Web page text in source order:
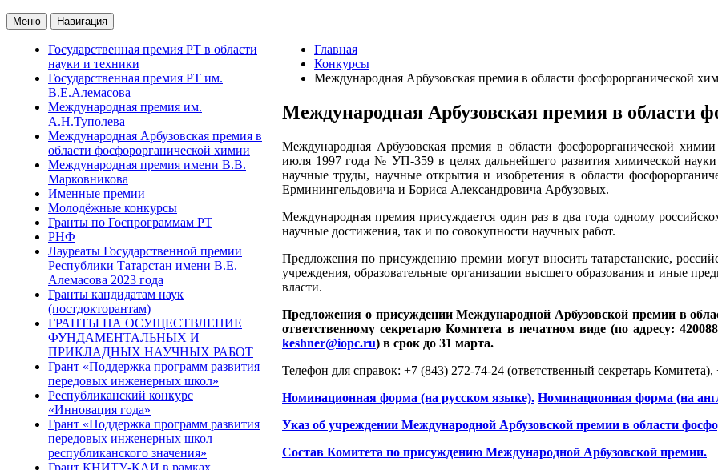
Меню Навигация
Государственная премия РТ в области
науки и техники
Государственная премия РТ им.
В.Е.Алемасова
Международная премия им.
А.Н.Туполева
Международная Арбузовская премия в
области фосфорорганической химии
Международная премия имени В.В.
Марковникова
Именные премии
Молодёжные конкурсы
Гранты по Госпрограммам РТ
РНФ
Лауреаты Государственной премии
Республики Татарстан имени В.Е.
Алемасова 2023 года
Гранты кандидатам наук
(постдокторантам)
ГРАНТЫ НА ОСУЩЕСТВЛЕНИЕ
ФУНДАМЕНТАЛЬНЫХ И
ПРИКЛАДНЫХ НАУЧНЫХ РАБОТ
Грант «Поддержка программ развития
передовых инженерных школ»
Республиканский конкурс
«Инновация года»
Грант «Поддержка программ развития
передовых инженерных школ
республиканского значения»
Грант КНИТУ-КАИ в рамках
Главная
Конкурсы
Международная Арбузовская премия в области фосфорорганической
Международная Арбузовская премия в области
Международная Арбузовская премия в области фосфорорганической
июля 1997 года № УП-359 в целях дальнейшего развития химической
научные труды, научные открытия и изобретения в области
Ерминингельдовича и Бориса Александровича Арбузовых.
Международная премия присуждается один раз в два года одному
научные достижения, так и по совокупности научных работ.
Предложения по присуждению премии могут вносить татарстанские,
учреждения, образовательные организации высшего образования и иные
власти.
Предложения о присуждении Международной Арбузовской премии в
ответственному секретарю Комитета в печатном виде (по адресу:
keshner@iopc.ru) в срок до 31 марта.
Телефон для справок: +7 (843) 272-74-24 (ответственный секретарь
Номинационная форма (на русском языке). Номинационная форма (на
Указ об учреждении Международной Арбузовской премии в области
Состав Комитета по присуждению Международной Арбузовской премии.